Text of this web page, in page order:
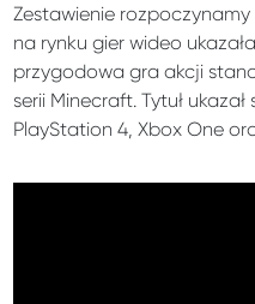
Zestawienie
na rynku gier wideo
przygodowa gra akcji
serii Minecraft. Tytuł
PlayStation 4, Xbox One